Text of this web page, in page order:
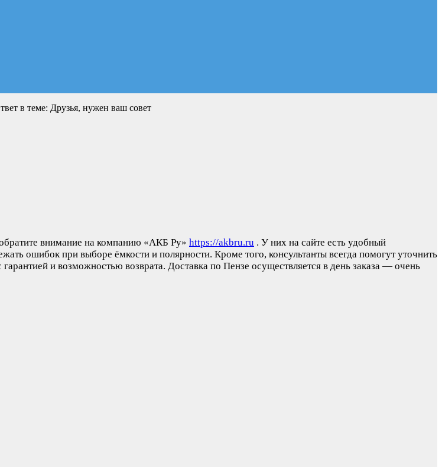
в теме: Друзья, нужен ваш совет
внимание на компанию «АКБ Ру» https://akbru.ru . У них на сайте есть удобный
ошибок при выборе ёмкости и полярности. Кроме того, консультанты всегда помогут уточнить
и возможностью возврата. Доставка по Пензе осуществляется в день заказа — очень